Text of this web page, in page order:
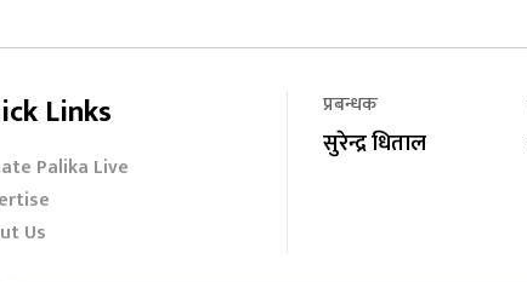
Links
Palika Live
Us
प्रबन्धक
सुरेन्द्र धिताल